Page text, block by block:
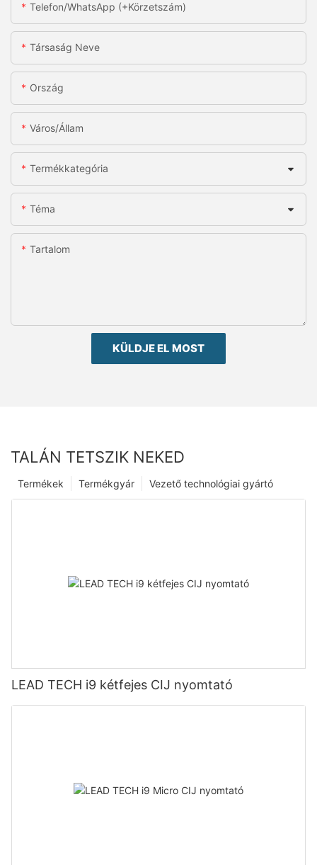
Telefon/WhatsApp (+körzetszám)
Társaság Neve
Ország
Város/állam
Termékkategória
Téma
Tartalom
KÜLDJE EL MOST
TALÁN TETSZIK NEKED
Vezető technológiai gyártó
Termékgyár
Termékek
LEAD TECH i9 kétfejes CIJ nyomtató